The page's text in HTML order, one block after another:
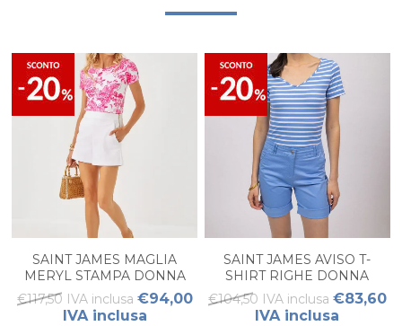
SAINT JAMES MAGLIA
MERYL STAMPA DONNA
€117,50 IVA inclusa €94,00
IVA inclusa
SAINT JAMES AVISO T-
SHIRT RIGHE DONNA
€104,50 IVA inclusa €83,60
IVA inclusa